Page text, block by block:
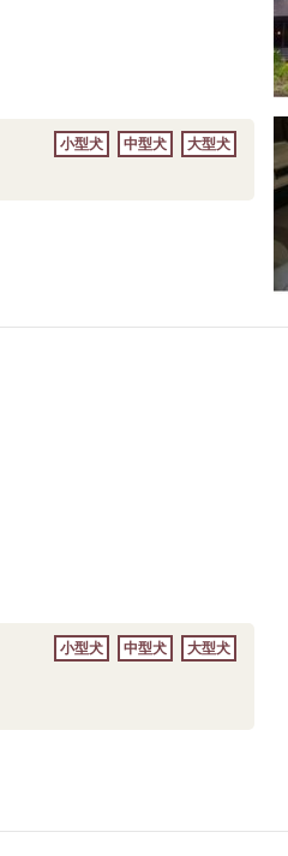
小型犬 中型犬 大型犬
小型犬 中型犬 大型犬